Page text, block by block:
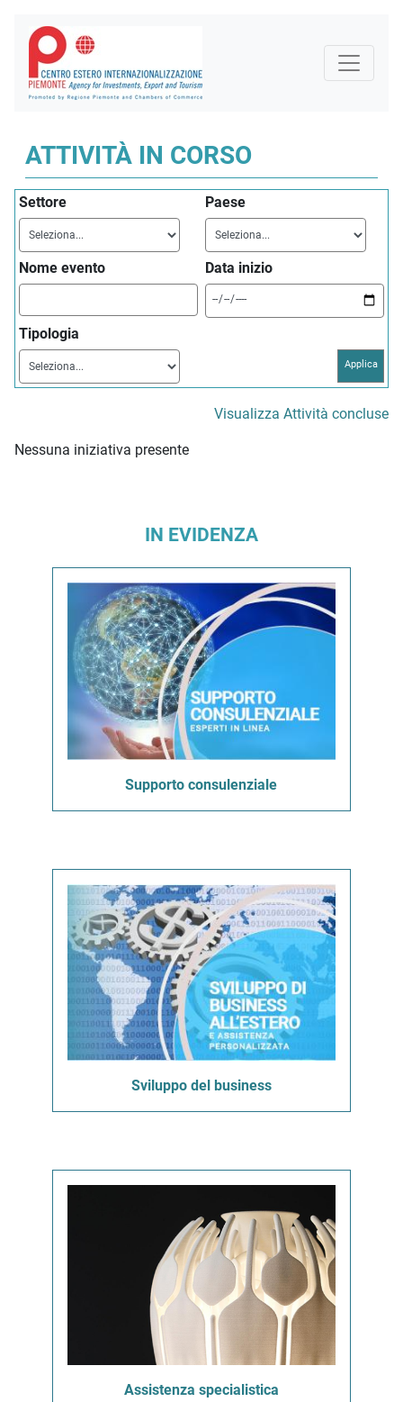
ATTIVITÀ IN CORSO
Settore Paese
Nome evento Data inizio
Tipologia
Visualizza Attività concluse
Nessuna iniziativa presente
IN EVIDENZA
Supporto consulenziale
Sviluppo del business
Assistenza specialistica